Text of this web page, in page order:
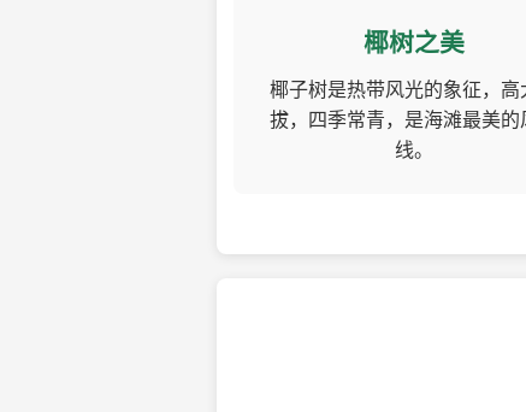
椰树之美
椰子树是热带风光的象征，高
拔，四季常青，是海滩最美的
线。